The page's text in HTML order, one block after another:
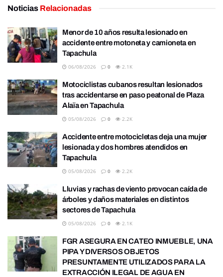
Noticias Relacionadas
Menor de 10 años resulta lesionado en
accidente entre motoneta y camioneta en
Tapachula
06/08/2026 0 2.1K
Motociclistas cubanos resultan lesionados
tras accidentarse en paso peatonal de Plaza
Alaïa en Tapachula
05/08/2026 0 2.2K
Accidente entre motocicletas deja una mujer
lesionada y dos hombres atendidos en
Tapachula
05/08/2026 0 2.2K
Lluvias y rachas de viento provocan caída de
árboles y daños materiales en distintos
sectores de Tapachula
05/08/2026 0 2.1K
FGR ASEGURA EN CATEO INMUEBLE, UNA
PIPA Y DIVERSOS OBJETOS
PRESUNTAMENTE UTILIZADOS PARA LA
EXTRACCIÓN ILEGAL DE AGUA EN